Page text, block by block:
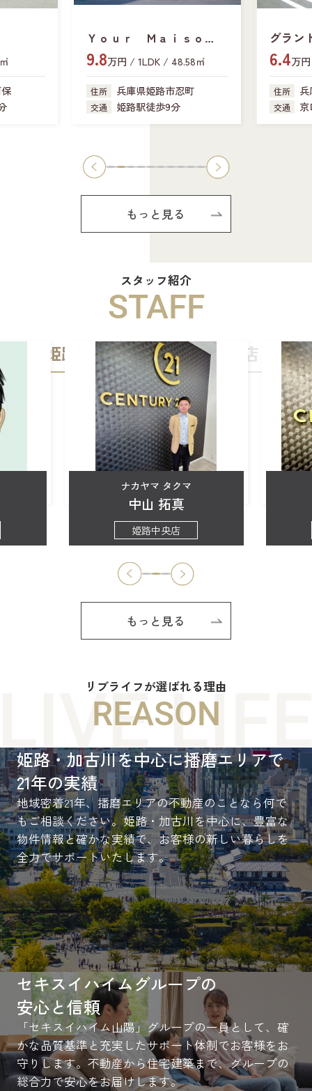
Ｙｏｕｒ Ｍａｉｓｏ
ｎ Ｃｈａｌｅｕｒ
9.8万円 / 1LDK / 48.58㎡
住所 兵庫県姫路市忍町
交通 姫路駅徒歩9分
グラン
6.4万
住所
交通
もっと見る
スタッフ紹介
STAFF
姫路中央店 加古川店
ナカヤマ タクマ
中山 拓真
姫路中央店
もっと見る
リブライフが選ばれる理由
REASON
姫路・加古川を中心に播磨エリアで
21年の実績
地域密着21年、播磨エリアの不動産のことなら何で
もご相談ください。姫路・加古川を中心に、豊富な
物件情報と確かな実績で、お客様の新しい暮らしを
全力でサポートいたします。
セキスイハイムグループの
安心と信頼
「セキスイハイム山陽」グループの一員として、確
かな品質基準と充実したサポート体制でお客様をお
守りします。不動産から住宅建築まで、グループの
総合力で安心をお届けします。